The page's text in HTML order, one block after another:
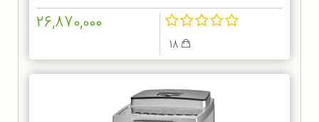
26,870,000